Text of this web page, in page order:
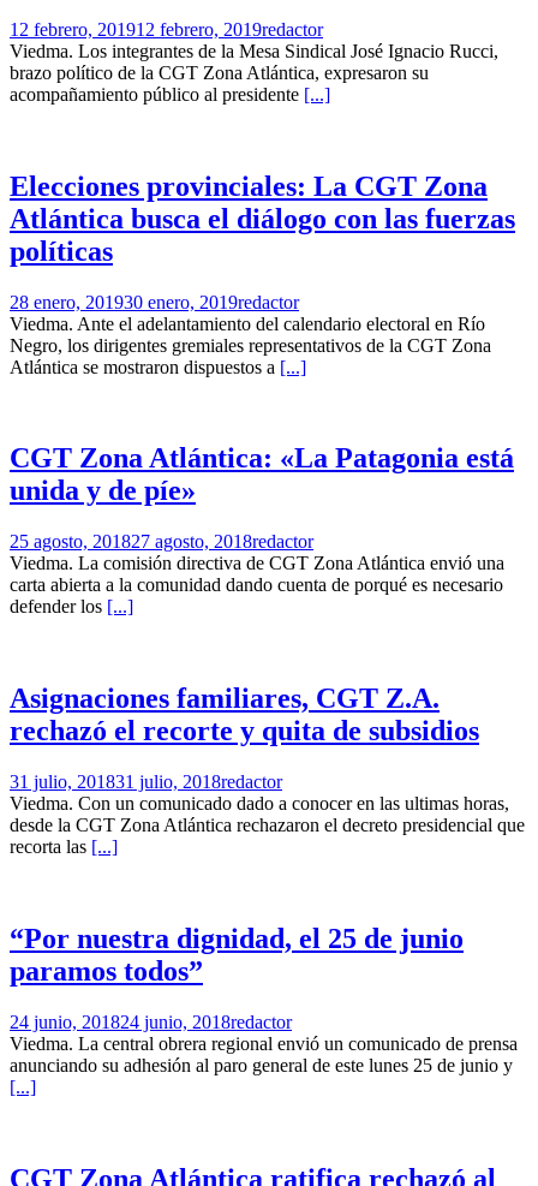
12 febrero, 201912 febrero, 2019redactor
Viedma. Los integrantes de la Mesa Sindical José Ignacio Rucci,
brazo político de la CGT Zona Atlántica, expresaron su
acompañamiento público al presidente [...]
Elecciones provinciales: La CGT Zona
Atlántica busca el diálogo con las fuerzas
políticas
28 enero, 201930 enero, 2019redactor
Viedma. Ante el adelantamiento del calendario electoral en Río
Negro, los dirigentes gremiales representativos de la CGT Zona
Atlántica se mostraron dispuestos a [...]
CGT Zona Atlántica: «La Patagonia está
unida y de píe»
25 agosto, 201827 agosto, 2018redactor
Viedma. La comisión directiva de CGT Zona Atlántica envió una
carta abierta a la comunidad dando cuenta de porqué es necesario
defender los [...]
Asignaciones familiares, CGT Z.A.
rechazó el recorte y quita de subsidios
31 julio, 201831 julio, 2018redactor
Viedma. Con un comunicado dado a conocer en las ultimas horas,
desde la CGT Zona Atlántica rechazaron el decreto presidencial que
recorta las [...]
“Por nuestra dignidad, el 25 de junio
paramos todos”
24 junio, 201824 junio, 2018redactor
Viedma. La central obrera regional envió un comunicado de prensa
anunciando su adhesión al paro general de este lunes 25 de junio y
[...]
CGT Zona Atlántica ratifica rechazó al